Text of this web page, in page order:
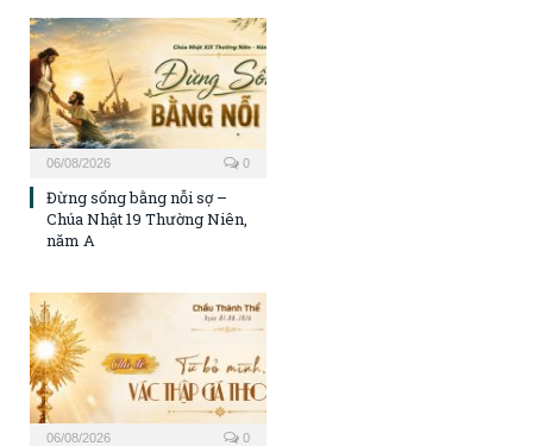
06/08/2026 0
Đừng sống bằng nỗi sợ –
Chúa Nhật 19 Thường Niên,
năm A
06/08/2026 0